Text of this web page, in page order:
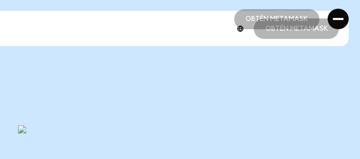
OBTÉN METAMASK
OBTÉN METAMASK
OBTÉN METAMASK